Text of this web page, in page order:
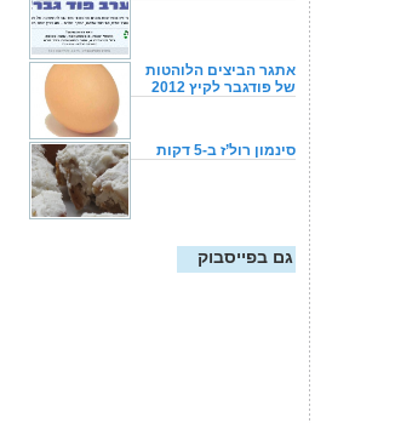
אתגר הביצים הלוהטות
של פודגבר לקיץ 2012
סינמון רול’ז ב-5 דקות
גם בפייסבוק